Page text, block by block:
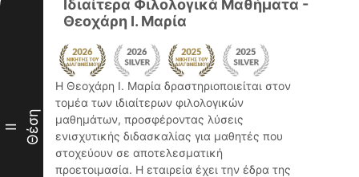
II Θέση
Ιδιαίτερα Φιλολογικά Μαθήματα -
Θεοχάρη Ι. Μαρία
Η Θεοχάρη Ι. Μαρία δραστηριοποιείται στον
τομέα των ιδιαίτερων φιλολογικών
μαθημάτων, προσφέροντας λύσεις
ενισχυτικής διδασκαλίας για μαθητές που
στοχεύουν σε αποτελεσματική
προετοιμασία. Η εταιρεία έχει την έδρα της